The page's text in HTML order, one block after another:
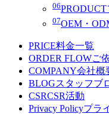
06PRODUCT
07OEM・
PRICE料金一覧
ORDER FLOWご
COMPANY会社概
BLOGスタッフブ
CSRCSR活動
Privacy Policyプラ